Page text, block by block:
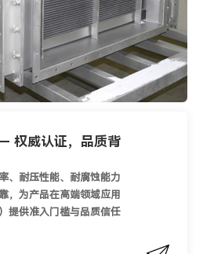
权威认证，品质背
、耐压性能、耐腐蚀能力
，为产品在高端领域应用
提供准入门槛与品质信任